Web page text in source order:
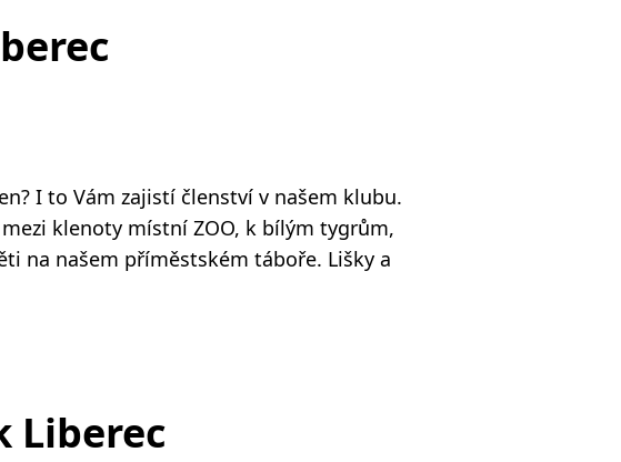
I to Vám zajistí členství v našem klubu.
klenoty místní ZOO, k bílým tygrům,
na našem příměstském táboře. Lišky a
Liberec